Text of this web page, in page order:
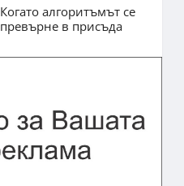
Когато алгоритъмът се
превърне в присъда